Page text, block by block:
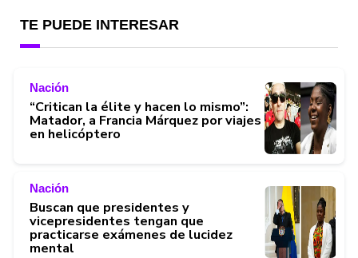
TE PUEDE INTERESAR
Nación
“Critican la élite y hacen lo mismo”:
Matador, a Francia Márquez por viajes
en helicóptero
Nación
Buscan que presidentes y
vicepresidentes tengan que
practicarse exámenes de lucidez
mental